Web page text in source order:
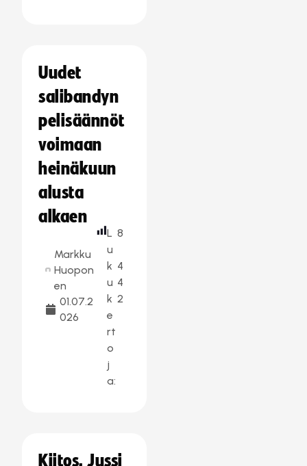
Uudet
salibandyn
pelisäännöt
voimaan
heinäkuun
alusta
alkaen
Markku
Huopon
en
01.07.2
026
L
u
k
u
k
e
rt
o
j
a:
8
4
4
2
Kiitos, Jussi